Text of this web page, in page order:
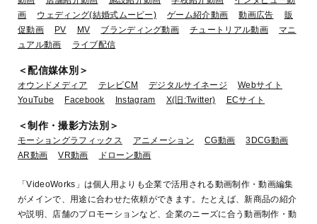
画
ウェディング(結婚式ムービー) ゲーム紹介動画 動画広告
販
促動画
PV MV ブランディング動画 チュートリアル動画
マニ
ュアル動画
ライブ配信
＜配信媒体別＞
オウンドメディア テレビCM デジタルサイネージ
Webサイト
YouTube
Facebook Instagram X(旧:Twitter) ECサイト
＜制作・撮影方法別＞
モーショングラフィックス アニメーション CG動画
3DCG動画
AR動画
VR動画 ドローン動画
「VideoWorks」は個人用よりも企業で活用される動画制作・動画編集
がメインで、用途に合わせた依頼ができます。たとえば、新商品の紹介
や説明、店舗のプロモーションなど、企業のニーズに合う動画制作・動